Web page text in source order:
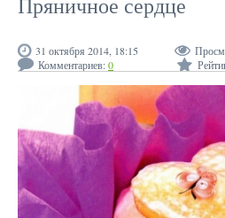
31 октября 2014, 18:15
Комментариев:0